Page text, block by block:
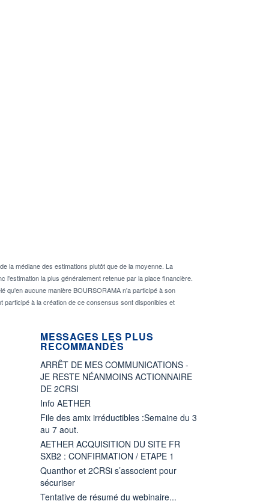
la médiane des estimations plutôt que de la moyenne. La
l'estimation la plus généralement retenue par la place financière.
qu'en aucune manière BOURSORAMA n'a participé à son
à la création de ce consensus sont disponibles et
MESSAGES LES PLUS
RECOMMANDÉS
ARRÊT DE MES COMMUNICATIONS -
JE RESTE NÉANMOINS ACTIONNAIRE
DE 2CRSI
Info AETHER
File des amix irréductibles :Semaine du 3
au 7 aout.
AETHER ACQUISITION DU SITE FR
SXB2 : CONFIRMATION / ETAPE 1
Quanthor et 2CRSi s’associent pour
sécuriser
Tentative de résumé du webinaire...